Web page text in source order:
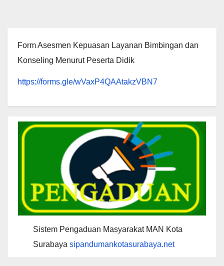
Form Asesmen Kepuasan Layanan Bimbingan dan
Konseling Menurut Peserta Didik
https://forms.gle/wVaxP4QAAtakzVBN7
Sistem Pengaduan Masyarakat MAN Kota
Surabayasipandumankotasurabaya.net